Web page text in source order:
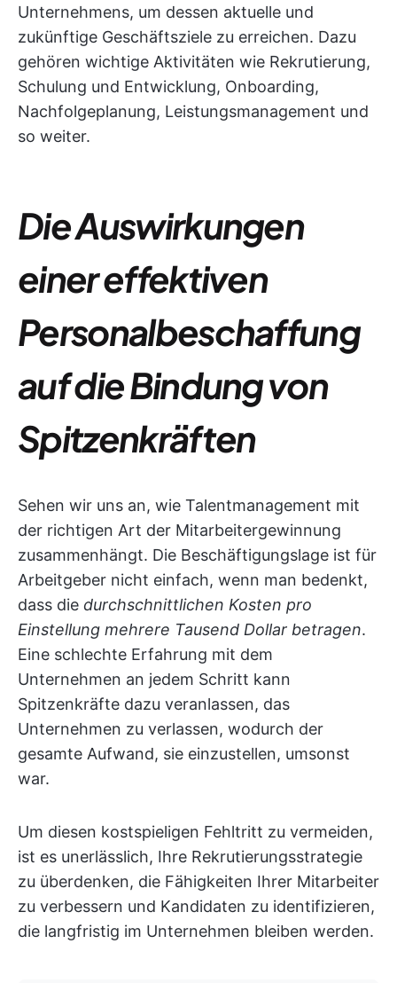
Unternehmens, um dessen aktuelle und
zukünftige Geschäftsziele zu erreichen. Dazu
gehören wichtige Aktivitäten wie Rekrutierung,
Schulung und Entwicklung, Onboarding,
Nachfolgeplanung, Leistungsmanagement und
so weiter.
Die Auswirkungen
einer effektiven
Personalbeschaffung
auf die Bindung von
Spitzenkräften
Sehen wir uns an, wie Talentmanagement mit
der richtigen Art der Mitarbeitergewinnung
zusammenhängt. Die Beschäftigungslage ist für
Arbeitgeber nicht einfach, wenn man bedenkt,
dass die durchschnittlichen Kosten pro
Einstellung mehrere Tausend Dollar betragen.
Eine schlechte Erfahrung mit dem
Unternehmen an jedem Schritt kann
Spitzenkräfte dazu veranlassen, das
Unternehmen zu verlassen, wodurch der
gesamte Aufwand, sie einzustellen, umsonst
war.
Um diesen kostspieligen Fehltritt zu vermeiden,
ist es unerlässlich, Ihre Rekrutierungsstrategie
zu überdenken, die Fähigkeiten Ihrer Mitarbeiter
zu verbessern und Kandidaten zu identifizieren,
die langfristig im Unternehmen bleiben werden.